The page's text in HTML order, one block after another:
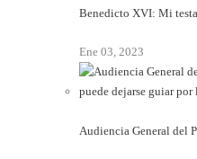
Benedicto XVI: Mi
Ene 03, 2023
Audiencia General del